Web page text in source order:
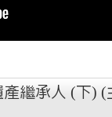
繼承人 (下) (